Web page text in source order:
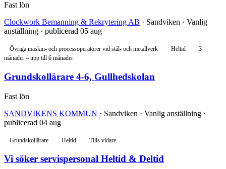
Fast lön
Clockwork Bemanning & Rekrytering AB · Sandviken · Vanlig
anställning · publicerad 05 aug
Övriga maskin- och processoperatörer vid stål- och metallverk Heltid
3
månader – upp till 6 månader
Grundskollärare 4-6, Gullhedskolan
Fast lön
SANDVIKENS KOMMUN · Sandviken · Vanlig anställning ·
publicerad 04 aug
Grundskollärare Heltid Tills vidare
Vi söker servispersonal Heltid & Deltid